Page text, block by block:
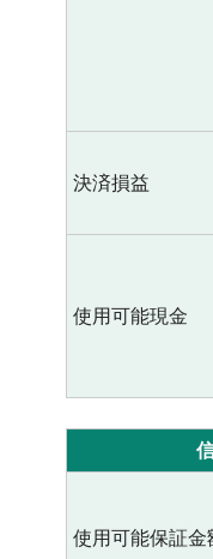
決済損益
使用可能現金
使用可能保証金